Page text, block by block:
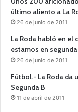
último aliento a La
26 de junio de 2011
La Roda habló en el
estamos en segunda
26 de junio de 2011
Fútbol.- La Roda da
Segunda B
11 de abril de 2011